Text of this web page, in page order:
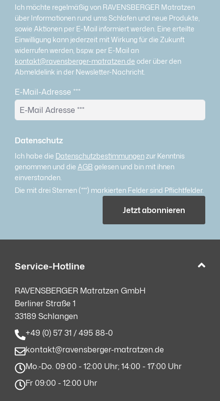
Ich möchte regelmäßig von RAVENSBERGER Matratzen
über Informationen rund ums Schlafen und neue Produkte,
sowie Aktionen per E-Mail informiert werden. Eine erteilte
Einwilligung kann jederzeit mit Wirkung für die Zukunft
widerrufen werden, bspw. per E-Mail an
kontakt@ravensberger-matratzen.de oder über den
Abmeldelink in der Newsletter-Nachricht.
E-Mail-Adresse ***
Datenschutz
Ich habe die Datenschutzbestimmungenzur Kenntnis
genommen und die AGB gelesen und bin mit ihnen
einverstanden.
Die mit drei Sternen (***) markierten Felder sind Pflichtfelder.
Jetzt abonnieren
Service-Hotline
RAVENSBERGER Matratzen GmbH
Berliner Straße 1
33189 Schlangen
+49 (0) 57 31 / 495 88-0
kontakt@ravensberger-matratzen.de
Mo.-Do. 09:00 - 12:00 Uhr; 14:00 - 17:00 Uhr
Fr 09:00 - 12:00 Uhr